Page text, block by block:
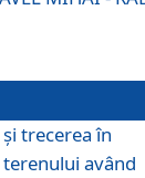
trecerea în
având